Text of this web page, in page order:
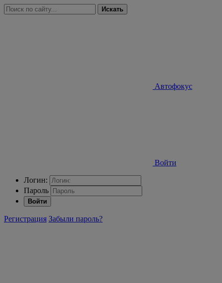
Искать
Автофокус
Войти
Логин:
Пароль
Войти
Регистрация Забыли пароль?